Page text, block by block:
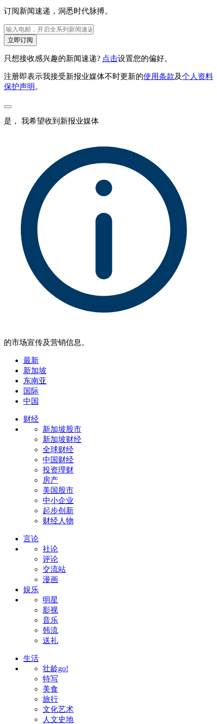
订阅新闻速递，洞悉时代脉搏。
立即订阅
只想接收感兴趣的新闻速递? 点击设置您的偏好。
注册即表示我接受新报业媒体不时更新的使用条款及个人资料
保护声明 。
是， 我希望收到新报业媒体
的市场宣传及营销信息。
最新
新加坡
东南亚
国际
中国
财经
新加坡股市
新加坡财经
全球财经
中国财经
投资理财
房产
美国股市
中小企业
起步创新
财经人物
言论
社论
评论
交流站
漫画
娱乐
明星
影视
音乐
韩流
送礼
生活
壮龄go!
特写
美食
旅行
文化艺术
人文史地